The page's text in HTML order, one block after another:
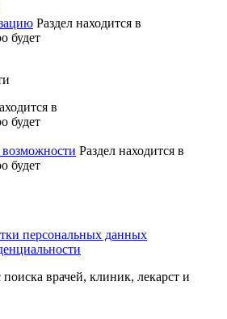
Раздел находится в
будет
в
будет
Раздел находится в
будет
персональных данных
врачей, клиник, лекарст и